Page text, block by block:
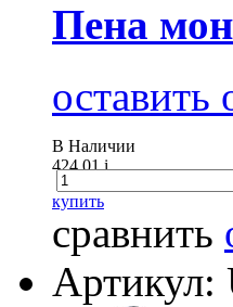
Пена
оставить
В Наличии
424.01i
купить
сравнить
Артикул: